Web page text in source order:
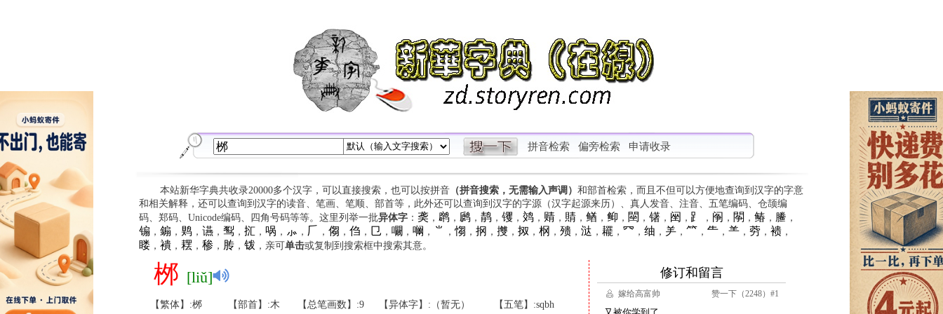
拼音检索 偏旁检索 申请收录
本站新华字典共收录20000多个汉字，可以直接搜索，也可以按拼音（拼音搜索，无需输入声调） 和部首检索，而且不但可以方便地查询到汉字的字意
和相关解释，还可以查询到汉字的读音、笔画、笔顺、部首等，此外还可以查询到汉字的字源（汉字起源来历）、真人发音、注音、五笔编码、仓颉编
码、郑码、Unicode编码、四角号码等等。这里列举一批异体字： 䶮 ， 䴙， 䴘， 䴖， 䦆， 䴔， 䞍， 䝼， 䲡 ， 䲟 ， 䦟 ， 䦃， 䦷 ， ⻊ ， 䦶 ， 䦛 ， 䲠 ， 䲢 ，
䦂 ， 䥇 ， 䴗， 䜩， 䴕， 㧟 ， 㖞 ， ⺗ ， 𠂆 ， 㑳 ， 㑇 ， 㔾 ， 㘚 ， 㘎 ， ⺌ ， 㥮 ， 㧏 ， 㩳， 㧐 ， 㭎 ， 㱮， 㳠 ， 䎱 ， ⺳ ， 䌷 ， ⺶， ⺮ ， ⺧， ⺷， 䓖， 䙌，
䁖， 䙡， 䎬 ， 䅟， 䏝， 䥽，亲可单击或复制到搜索框中搜索其意。
桞 [liǔ]
【繁体】:桞 【部首】:木 【总笔画数】:9 【异体字】:（暂无） 【五笔】:sqbh